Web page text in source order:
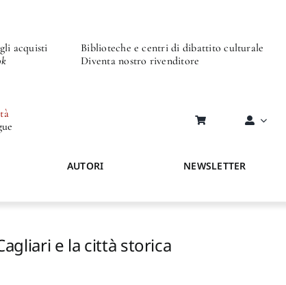
acquisti
Biblioteche e centri di dibattito culturale
Diventa nostro rivenditore
AUTORI NEWSLETTER
e la città storica